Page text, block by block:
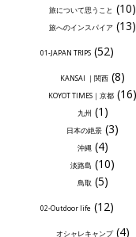
旅について思うこと (10)
旅へのインスパイア (13)
01-JAPAN TRIPS(52)
KANSAI ｜関西 (8)
KOYOT TIMES｜京都 (16)
九州 (1)
日本の絶景 (3)
沖縄(4)
淡路島 (10)
鳥取 (5)
02-Outdoor life(12)
オシャレキャンプ(4)